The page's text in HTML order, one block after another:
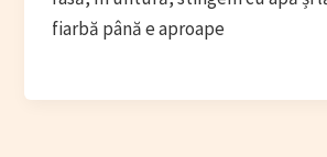
fiarbă până e aproape